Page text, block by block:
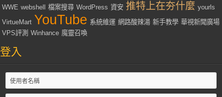
WWE webshell 檔案搜尋 WordPress 資安 推特上在夯什麼 yourls
VirtueMart YouTube 系統維運 網路酸辣湯 新手教學 華視新聞廣場
VPS評測 Winhance 魔靈召喚
登入